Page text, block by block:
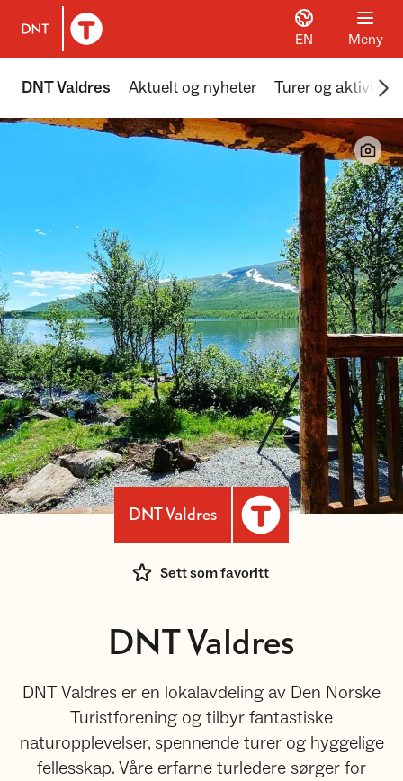
Til DNT.no forside
EN Meny
DNT Valdres Aktuelt og nyheter Turer og
DNT Valdres
Sett som favoritt
DNT Valdres
DNT Valdres er en lokalavdeling av Den Norske
Turistforening og tilbyr fantastiske
naturopplevelser, spennende turer og hyggelige
fellesskap. Våre erfarne turledere sørger for